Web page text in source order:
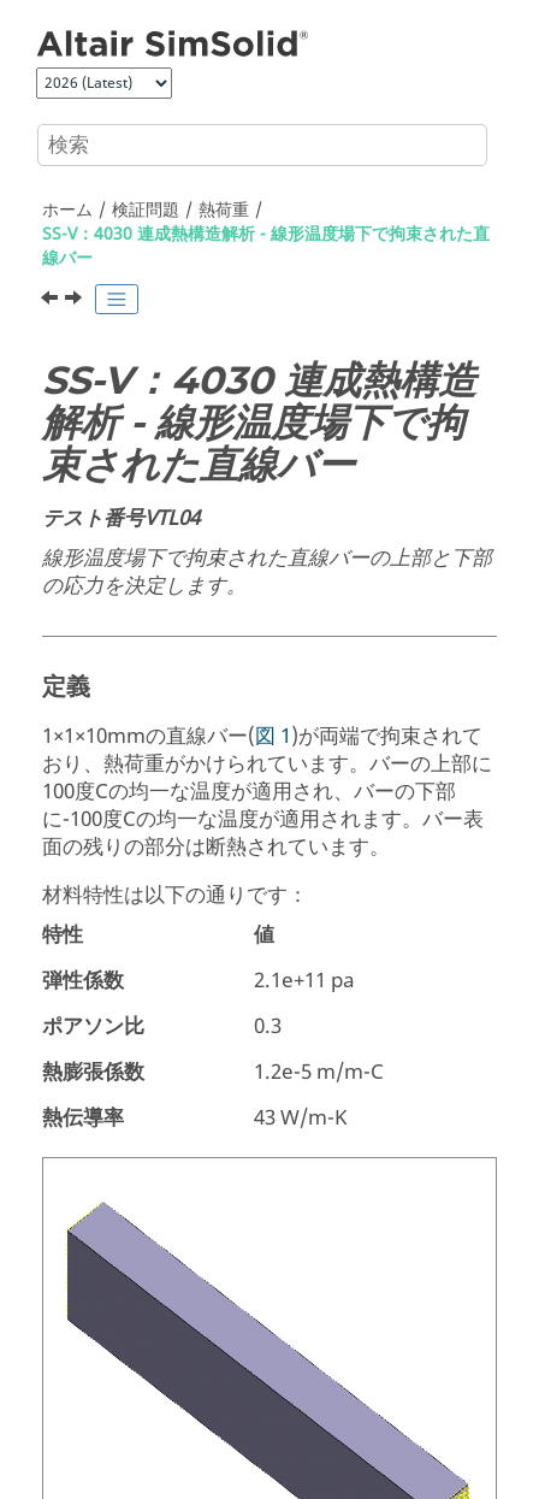
ホーム 検証問題
熱荷重
SS-V：4030 連成熱構造解析 - 線形温度場下で拘束された直
線バー
SS-V：4030 連成熱構造
解析 - 線形温度場下で拘
束された直線バー
テスト番号VTL04
線形温度場下で拘束された直線バーの上部と下部
の応力を決定します。
定義
1×1×10mmの直線バー(図 1)が両端で拘束されて
おり、熱荷重がかけられています。バーの上部に
100度Cの均一な温度が適用され、バーの下部
に-100度Cの均一な温度が適用されます。バー表
面の残りの部分は断熱されています。
材料特性は以下の通りです：
特性
値
弾性係数
2.1e+11 pa
ポアソン比
0.3
熱膨張係数
1.2e-5 m/m-C
熱伝導率
43 W/m-K